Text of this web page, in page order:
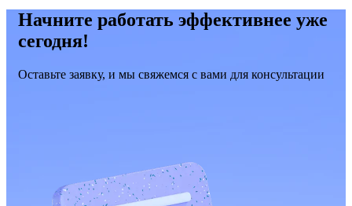
Начните работать эффективнее уже
сегодня!
Оставьте заявку, и мы свяжемся с вами для консультации